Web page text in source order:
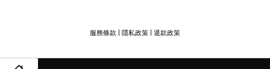
服務條款 隱私政策 退款政策